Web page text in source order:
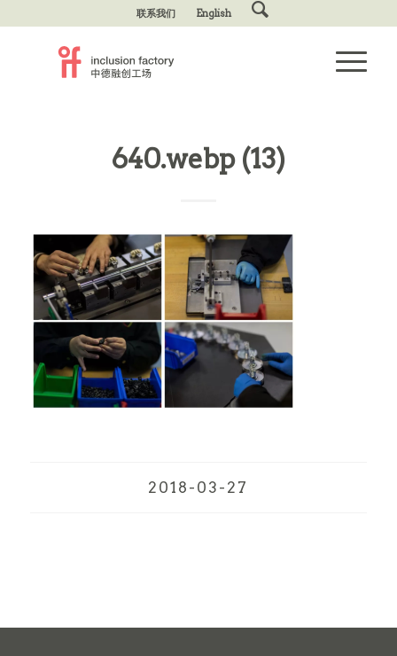
联系我们 English
640.webp (13)
2018-03-27